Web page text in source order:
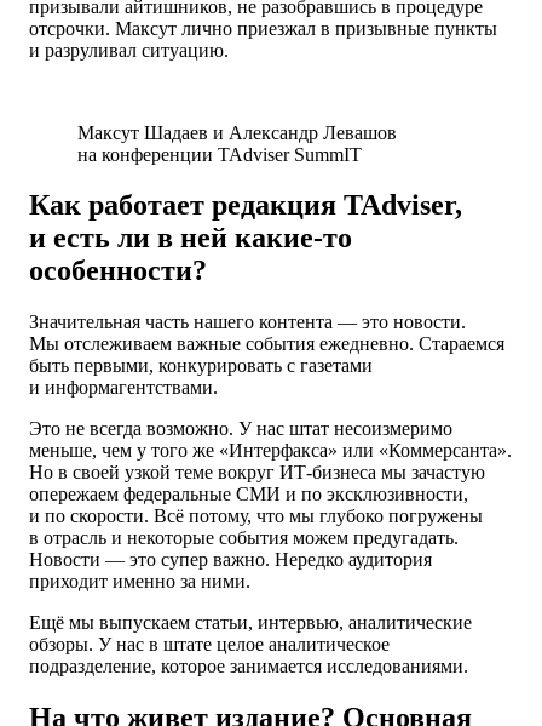
призывали айтишников, не разобравшись в процедуре
отсрочки. Максут лично приезжал в призывные пункты
и разруливал ситуацию.
Максут Шадаев и Александр Левашов
на конференции TAdviser SummIT
Как работает редакция TAdviser,
и есть ли в ней какие-то
особенности?
Значительная часть нашего контента — это новости.
Мы отслеживаем важные события ежедневно. Стараемся
быть первыми, конкурировать с газетами
и информагентствами.
Это не всегда возможно. У нас штат несоизмеримо
меньше, чем у того же «Интерфакса» или «Коммерсанта».
Но в своей узкой теме вокруг ИТ‑бизнеса мы зачастую
опережаем федеральные СМИ и по эксклюзивности,
и по скорости. Всё потому, что мы глубоко погружены
в отрасль и некоторые события можем предугадать.
Новости — это супер важно. Нередко аудитория
приходит именно за ними.
Ещё мы выпускаем статьи, интервью, аналитические
обзоры. У нас в штате целое аналитическое
подразделение, которое занимается исследованиями.
На что живет издание? Основная